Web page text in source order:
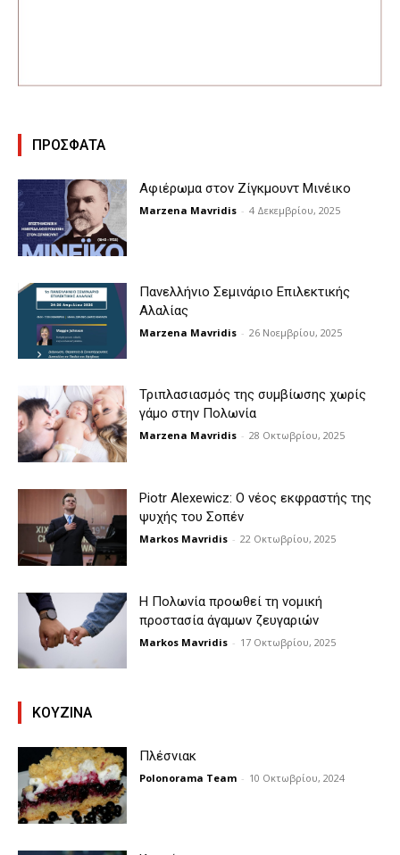
ΠΡΟΣΦΑΤΑ
Αφιέρωμα στον Ζίγκμουντ Μινέικο
Marzena Mavridis - 4 Δεκεμβρίου, 2025
Πανελλήνιο Σεμινάριο Επιλεκτικής
Αλαλίας
Marzena Mavridis - 26 Νοεμβρίου, 2025
Τριπλασιασμός της συμβίωσης χωρίς
γάμο στην Πολωνία
Marzena Mavridis - 28 Οκτωβρίου, 2025
Piotr Alexewicz: Ο νέος εκφραστής της
ψυχής του Σοπέν
Markos Mavridis - 22 Οκτωβρίου, 2025
Η Πολωνία προωθεί τη νομική
προστασία άγαμων ζευγαριών
Markos Mavridis - 17 Οκτωβρίου, 2025
KOYZINA
Πλέσνιακ
Polonorama Team - 10 Οκτωβρίου, 2024